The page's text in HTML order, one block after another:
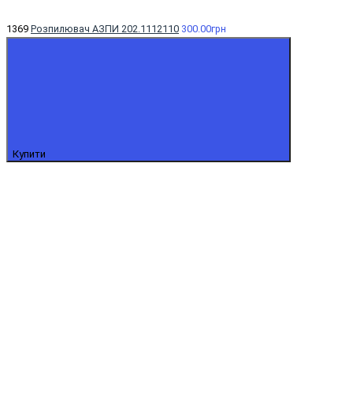
1369 Розпилювач АЗПИ 202.1112110 300.00грн
Купити